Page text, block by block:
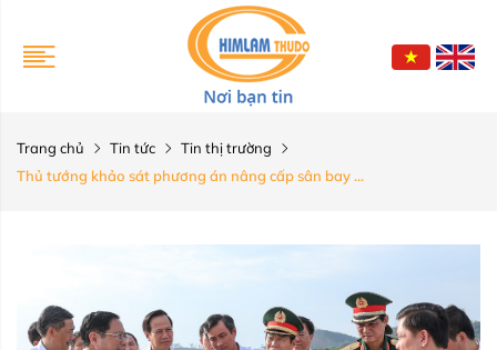
Trang chủ Tin tức
Tin thị trường
Thủ tướng khảo sát phương án nâng cấp sân bay ...